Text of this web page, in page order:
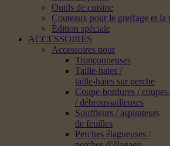
Outils de cuisine
Couteaux pour le greffage et la
Édition spéciale
ACCESSOIRES
Accessoires pour
Tronçonneuses
Taille-haies /
taille-haies sur perche
Coupe-bordures /
/ débroussailleuses
Souffleurs / aspirateurs
de feuilles
Perches élagueuses /